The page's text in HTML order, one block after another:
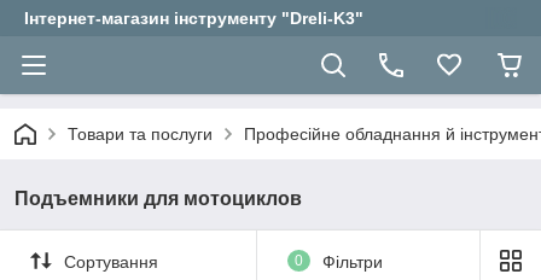
Інтернет-магазин інструменту "Dreli-K3"
Товари та послуги Професійне обладнання й
Подъемники для мотоциклов
Сортування 0 Фільтри